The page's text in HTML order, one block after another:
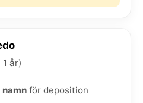
år)
för deposition